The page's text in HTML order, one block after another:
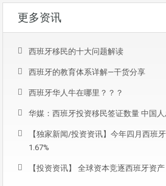
更多资讯
西班牙移民的十大问题解读
西班牙的教育体系详解—干货分享
西班牙华人牛在哪里？？？
华媒：西班牙投资移民签证数量 中国
【独家新闻/投资资讯】今年四月西班
1.67%
【投资资讯】 全球资本竞逐西班牙资